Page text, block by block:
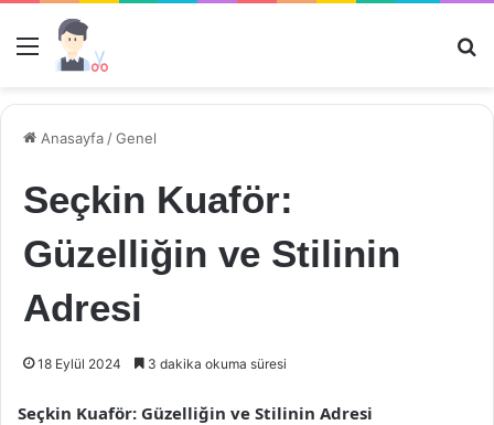
Menü
Anasayfa /Genel
Seçkin Kuaför:
Güzelliğin ve Stilinin
Adresi
18 Eylül 2024 3 dakika okuma süresi
Seçkin Kuaför: Güzelliğin ve Stilinin Adresi